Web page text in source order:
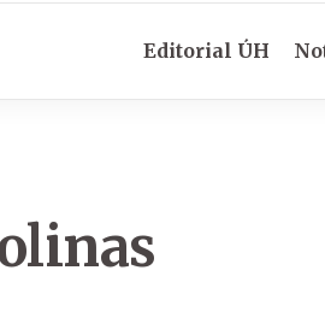
Editorial ÚH